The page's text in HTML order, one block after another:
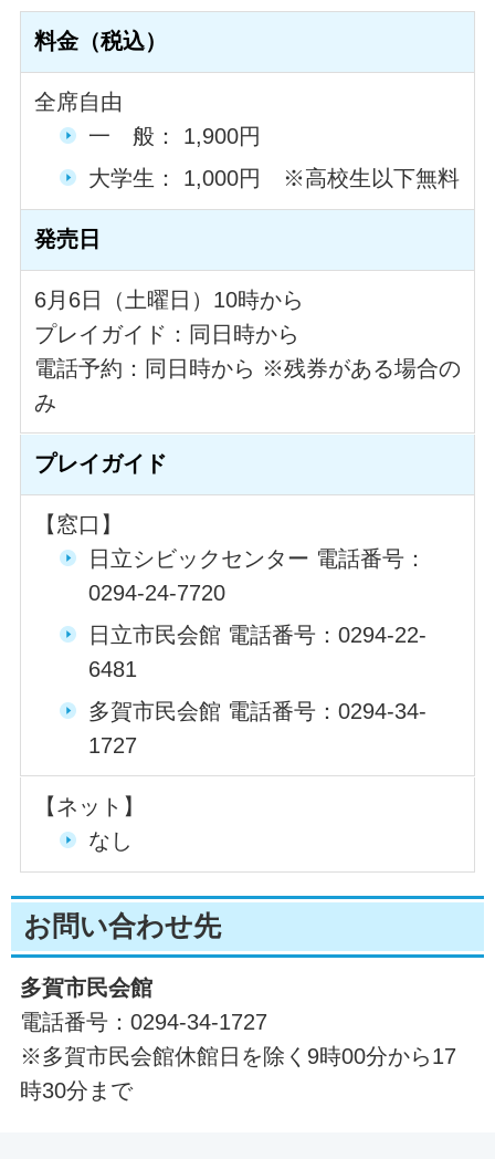
料金（税込）
全席自由
一 般： 1,900円
大学生： 1,000円 ※高校生以下無料
発売日
6月6日（土曜日）10時から
プレイガイド：同日時から
電話予約：同日時から ※残券がある場合の
み
プレイガイド
【窓口】
日立シビックセンター 電話番号：
0294-24-7720
日立市民会館 電話番号：0294-22-
6481
多賀市民会館 電話番号：0294-34-
1727
【ネット】
なし
お問い合わせ先
多賀市民会館
電話番号：0294-34-1727
※多賀市民会館休館日を除く9時00分から17
時30分まで